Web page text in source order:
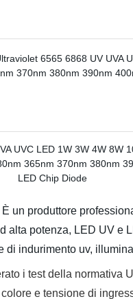
un produttore
alta potenza, LED UV
di indurimento uv,
i test della normativa
e tensione di